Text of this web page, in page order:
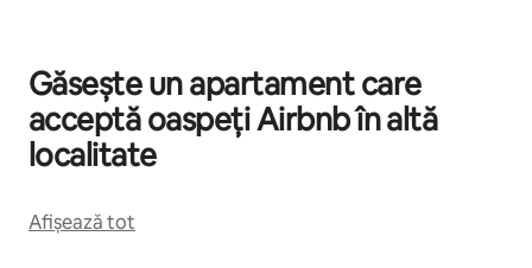
Găsește un apartament care
acceptă oaspeți Airbnb în altă
localitate
Afișează tot